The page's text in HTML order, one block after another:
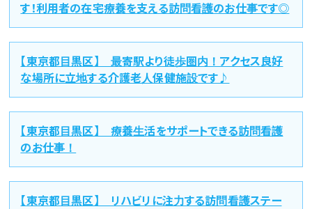
す！利用者の在宅療養を支える訪問看護のお仕事です◎
【東京都目黒区】 最寄駅より徒歩圏内！アクセス良好
な場所に立地する介護老人保健施設です♪
【東京都目黒区】 療養生活をサポートできる訪問看護
のお仕事！
【東京都目黒区】 リハビリに注力する訪問看護ステー